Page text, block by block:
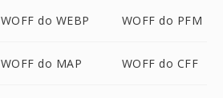
WOFF do WEBP WOFF do PFM
WOFF do MAP WOFF do CFF